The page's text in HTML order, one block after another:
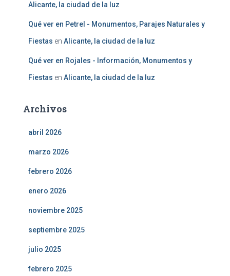
Alicante, la ciudad de la luz
Qué ver en Petrel - Monumentos, Parajes Naturales y
Fiestas en Alicante, la ciudad de la luz
Qué ver en Rojales - Información, Monumentos y
Fiestas en Alicante, la ciudad de la luz
Archivos
abril 2026
marzo 2026
febrero 2026
enero 2026
noviembre 2025
septiembre 2025
julio 2025
febrero 2025